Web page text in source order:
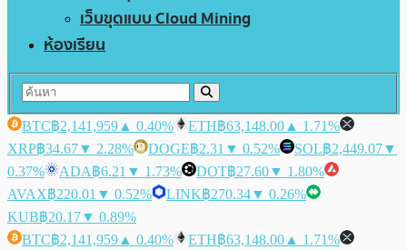
เว็บขุดแบบ Cloud Mining
ห้องเรียน
BTC฿2,141,959 ▲ 0.40% ETH฿63,148.00 ▲ 1.71%
XRP฿34.67▼ 2.28% DOGE฿2.31 ▼ 0.52% SOL฿2,449.07▼
0.37%
ADA฿6.21 ▼ 1.73% DOT฿27.60▼ 1.80%
AVAX฿220.01 ▼ 0.52% LINK฿270.34▼ 0.26%
KUB฿20.17▼ 0.89%
BTC฿2,141,959 ▲ 0.40% ETH฿63,148.00 ▲ 1.71%